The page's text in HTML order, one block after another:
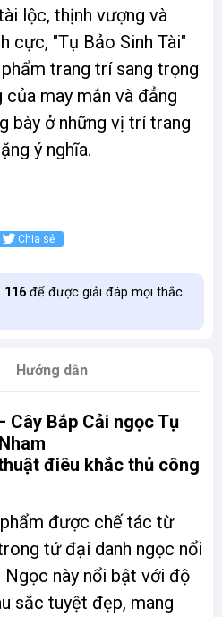
lộc, thịnh vượng và
cực, "Tụ Bảo Sinh Tài"
trang trí sang trọng
may mắn và đẳng
bày ở những vị trí trang
ý nghĩa.
Chia sẻ
116 để được giải đáp mọi thắc
Hướng dẫn
Cây Bắp Cải ngọc Tụ
Nham
điêu khắc thủ công
được chế tác từ
tứ đại danh ngọc nổi
này nổi bật với độ
sắc tuyệt đẹp, mang